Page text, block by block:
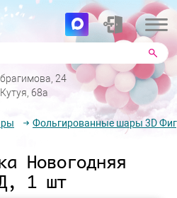
24
68а
Фольгированные шары 3D
Новогодняя
1 шт